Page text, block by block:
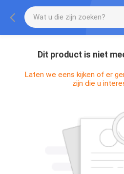
Dit product is niet
Laten we eens kijken of er
zijn die u